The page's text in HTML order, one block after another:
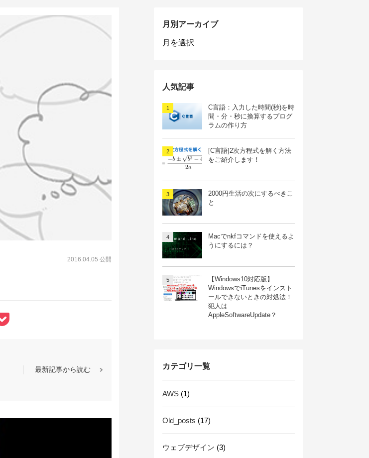
2016.04.05 公開
最新記事から読む
月別アーカイブ
月
カ
ブ
人気記事
C言語：入力した時間(秒)を時
間・分・秒に換算するプログ
ラムの作り方
[C言語]2次方程式を解く方法
をご紹介します！
2000円生活の次にするべきこ
と
Macでnkfコマンドを使えるよ
うにするには？
【Windows10対応版】
WindowsでiTunesをインスト
ールできないときの対処法！
犯人は
AppleSoftwareUpdate？
カテゴリ一覧
AWS (1)
Old_posts (17)
ウェブデザイン (3)